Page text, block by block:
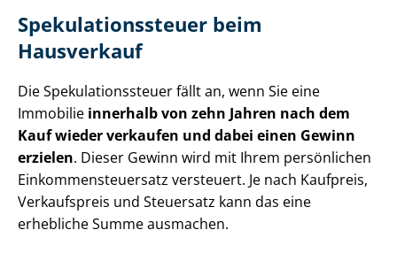
Spe­ku­la­ti­ons­steu­er beim
Hausverkauf
Die Spe­ku­la­ti­ons­steu­er fällt an, wenn Sie eine
Immobilie innerhalb von zehn Jahren nach dem
Kauf wieder verkaufen und dabei einen Gewinn
erzielen. Dieser Gewinn wird mit Ihrem persönlichen
Ein­kom­men­steu­er­satz versteuert. Je nach Kaufpreis,
Verkaufspreis und Steuersatz kann das eine
erhebliche Summe ausmachen.